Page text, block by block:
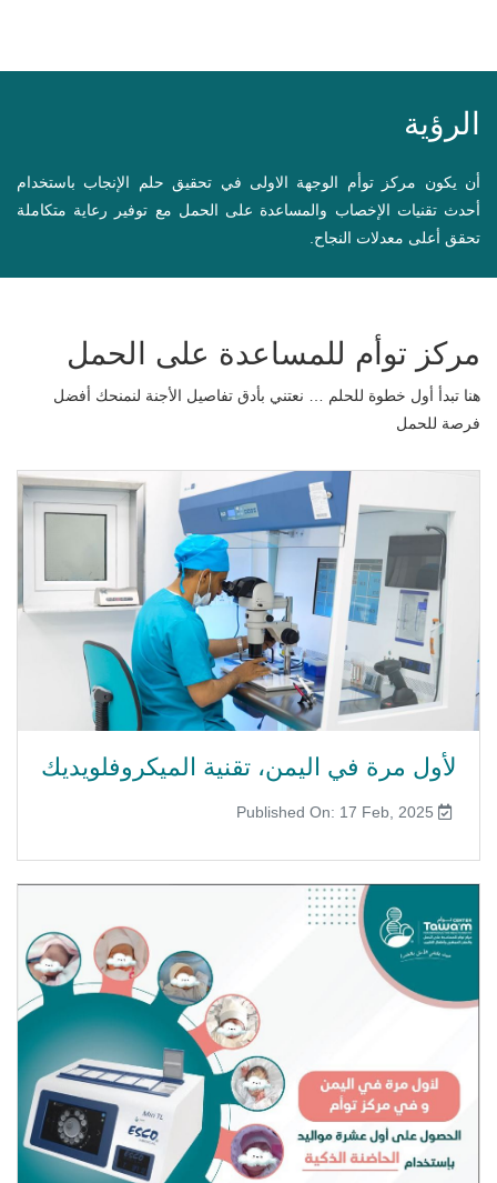
الرؤية
أن يكون مركز توأم الوجهة الاولى في تحقيق حلم الإنجاب باستخدام
أحدث تقنيات الإخصاب والمساعدة على الحمل مع توفير رعاية متكاملة
تحقق أعلى معدلات النجاح.
مركز توأم للمساعدة على الحمل
هنا تبدأ أول خطوة للحلم … نعتني بأدق تفاصيل الأجنة لنمنحك أفضل
فرصة للحمل
لأول مرة في اليمن، تقنية الميكروفلويديك